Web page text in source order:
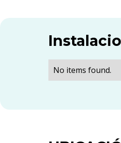
No items found.